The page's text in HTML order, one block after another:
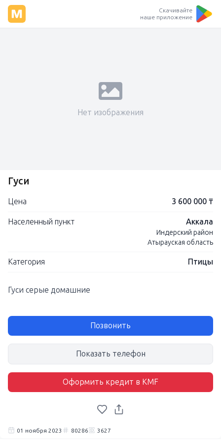
Скачивайте
наше приложение
Нет изображения
Гуси
Цена 3 600 000 ₸
Населенный пункт Аккала
Индерский район
Атырауская область
Категория Птицы
Гуси серые домашние
Позвонить
Показать телефон
Оформить кредит в KMF
01 ноября 2023 80286 3627